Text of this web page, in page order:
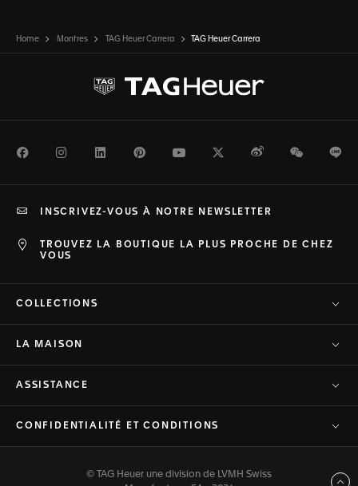
Home Montres TAG Heuer Carrera TAG Heuer Carrera
FacebookInstagramLinkedInPinterestYoutubeTwitterWeiboWeChat
TROUVEZ LA BOUTIQUE LA PLUS PROCHE DE CHEZ
VOUS
INSCRIVEZ-VOUS À NOTRE NEWSLETTER
COLLECTIONS
LA MAISON
ASSISTANCE
CONFIDENTIALITÉ ET CONDITIONS
© TAG Heuer une division de LVMH Swiss